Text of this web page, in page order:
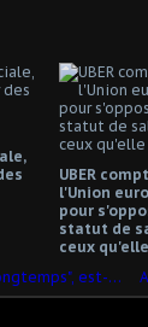
UBER
l'Union
pour
statut de
ceux
Dire "travailler plus parce qu'on vit plus longtemps", est-ce socialement fondé ?